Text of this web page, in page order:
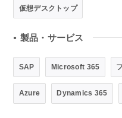
仮想デスクトップ
● 製品・サービス
SAP Microsoft 365
Azure Dynamics 365